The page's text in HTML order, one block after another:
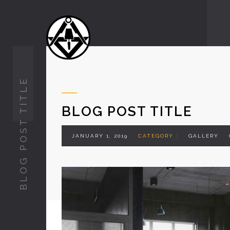
BLOG POST TITLE BLOG POST TITLE
JANUARY 1, 2019 CATEGORY : GALLERY